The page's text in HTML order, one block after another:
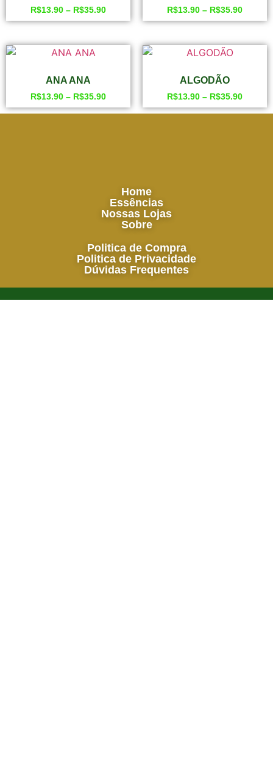
R$13.90 – R$35.90 R$13.90 – R$35.90
ANA ANA
R$13.90 – R$35.90
ALGODÃO
R$13.90 – R$35.90
Home
Essências
Nossas Lojas
Sobre
Politica de Compra
Politica de Privacidade
Dúvidas Frequentes